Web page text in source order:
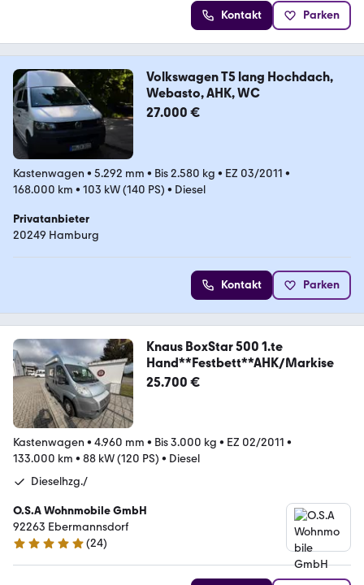
Kontakt Parken
Volkswagen T5 lang Hochdach,
Webasto, AHK, WC
27.000 €
Kastenwagen • 5.292 mm • Bis 2.580 kg • EZ 03/2011 •
168.000 km • 103 kW (140 PS) • Diesel
Privatanbieter
20249 Hamburg
Kontakt Parken
Knaus BoxStar 500 1.te
Hand**Festbett**AHK/Markise
25.700 €
Kastenwagen • 4.960 mm • Bis 3.000 kg • EZ 02/2011 •
133.000 km • 88 kW (120 PS) • Diesel
Dieselhzg./
O.S.A Wohnmobile GmbH
92263 Ebermannsdorf
4.8 Sterne
(24)